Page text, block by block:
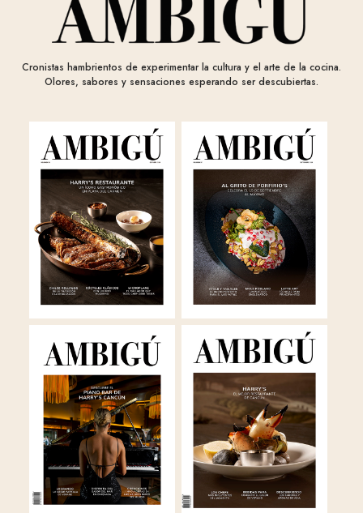
Cronistas hambrientos de experimentar la cultura y el arte de la cocina.
Olores, sabores y sensaciones esperando ser descubiertas.